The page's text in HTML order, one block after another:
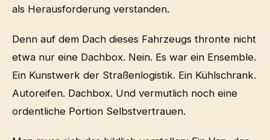
als Herausforderung verstanden.
Denn auf dem Dach dieses Fahrzeugs thronte nicht
etwa nur eine Dachbox. Nein. Es war ein Ensemble.
Ein Kunstwerk der Straßenlogistik. Ein Kühlschrank.
Autoreifen. Dachbox. Und vermutlich noch eine
ordentliche Portion Selbstvertrauen.